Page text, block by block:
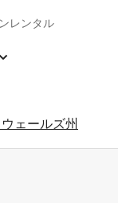
レンタル
ェールズ州